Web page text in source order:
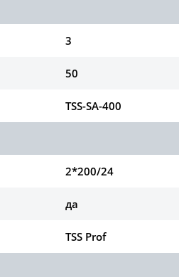
3
50
TSS-SA-400
2*200/24
да
TSS Prof